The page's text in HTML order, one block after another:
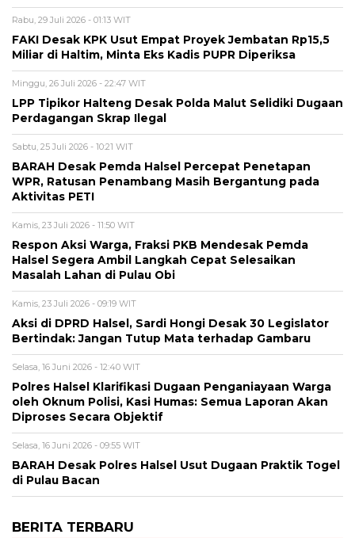
Rabu, 29 Juli 2026 - 01:13 WIT
FAKI Desak KPK Usut Empat Proyek Jembatan Rp15,5
Miliar di Haltim, Minta Eks Kadis PUPR Diperiksa
Minggu, 26 Juli 2026 - 22:47 WIT
LPP Tipikor Halteng Desak Polda Malut Selidiki Dugaan
Perdagangan Skrap Ilegal
Sabtu, 25 Juli 2026 - 10:21 WIT
BARAH Desak Pemda Halsel Percepat Penetapan
WPR, Ratusan Penambang Masih Bergantung pada
Aktivitas PETI
Kamis, 23 Juli 2026 - 11:50 WIT
Respon Aksi Warga, Fraksi PKB Mendesak Pemda
Halsel Segera Ambil Langkah Cepat Selesaikan
Masalah Lahan di Pulau Obi
Kamis, 23 Juli 2026 - 09:19 WIT
Aksi di DPRD Halsel, Sardi Hongi Desak 30 Legislator
Bertindak: Jangan Tutup Mata terhadap Gambaru
Selasa, 16 Juni 2026 - 12:40 WIT
Polres Halsel Klarifikasi Dugaan Penganiayaan Warga
oleh Oknum Polisi, Kasi Humas: Semua Laporan Akan
Diproses Secara Objektif
Selasa, 16 Juni 2026 - 09:55 WIT
BARAH Desak Polres Halsel Usut Dugaan Praktik Togel
di Pulau Bacan
BERITA TERBARU